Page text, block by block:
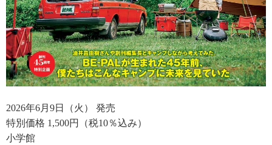
2026年6月9日（火） 発売
特別価格 1,500円（税10％込み）
小学館